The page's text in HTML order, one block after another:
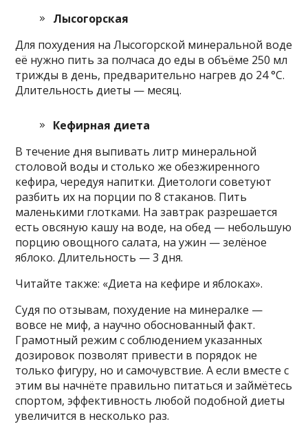
Лысогорская
Для похудения на Лысогорской минеральной воде
её нужно пить за полчаса до еды в объёме 250 мл
трижды в день, предварительно нагрев до 24 °С.
Длительность диеты — месяц.
Кефирная диета
В течение дня выпивать литр минеральной
столовой воды и столько же обезжиренного
кефира, чередуя напитки. Диетологи советуют
разбить их на порции по 8 стаканов. Пить
маленькими глотками. На завтрак разрешается
есть овсяную кашу на воде, на обед — небольшую
порцию овощного салата, на ужин — зелёное
яблоко. Длительность — 3 дня.
Читайте также: «Диета на кефире и яблоках».
Судя по отзывам, похудение на минералке —
вовсе не миф, а научно обоснованный факт.
Грамотный режим с соблюдением указанных
дозировок позволят привести в порядок не
только фигуру, но и самочувствие. А если вместе с
этим вы начнёте правильно питаться и займётесь
спортом, эффективность любой подобной диеты
увеличится в несколько раз.